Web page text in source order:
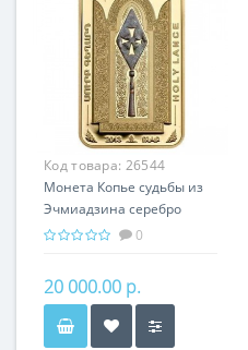
Код товара: 26544
Монета Копье судьбы из
Эчмиадзина серебро
25.00 гр - православный
0
20 000.00 р.